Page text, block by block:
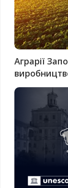
Аграрії